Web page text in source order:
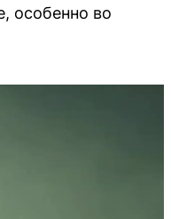
особенно во